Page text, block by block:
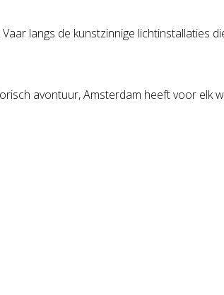
langs de kunstzinnige lichtinstallaties
avontuur, Amsterdam heeft voor elk